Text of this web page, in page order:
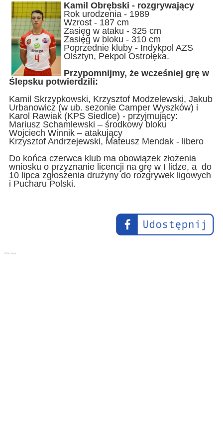
Kamil Obrębski - rozgrywający
Rok urodzenia - 1989
Wzrost - 187 cm
Zasięg w ataku - 325 cm
Zasięg w bloku - 310 cm
Poprzednie kluby - Indykpol AZS
Olsztyn, Pekpol Ostrołęka.
Przypomnijmy, że wcześniej grę w
Ślepsku potwierdzili:
Kamil Skrzypkowski, Krzysztof Modzelewski, Jakub
Urbanowicz (w ub. sezonie Camper Wyszków) i
Karol Rawiak (KPS Siedlce) - przyjmujący:
Mariusz Schamlewski – środkowy bloku
Wojciech Winnik – atakujący
Krzysztof Andrzejewski, Mateusz Mendak - libero
Do końca czerwca klub ma obowiązek złożenia
wniosku o przyznanie licencji na grę w I lidze, a do
10 lipca zgłoszenia drużyny do rozgrywek ligowych
i Pucharu Polski.